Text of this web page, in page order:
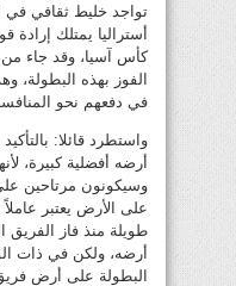
تواجد خليط ثقافي في
أستراليا يمتلك إرادة
كأس آسيا، وقد جاء من
الفوز بهذه البطولة،
في دفعهم نحو
واستطرد قائلا:
أرضه أفضلية كبيرة،
وسيكونون مرتاحين
على الأرض يعتبر
طويلة منذ فاز
أرضه، ولكن في ذات
البطولة على أرض